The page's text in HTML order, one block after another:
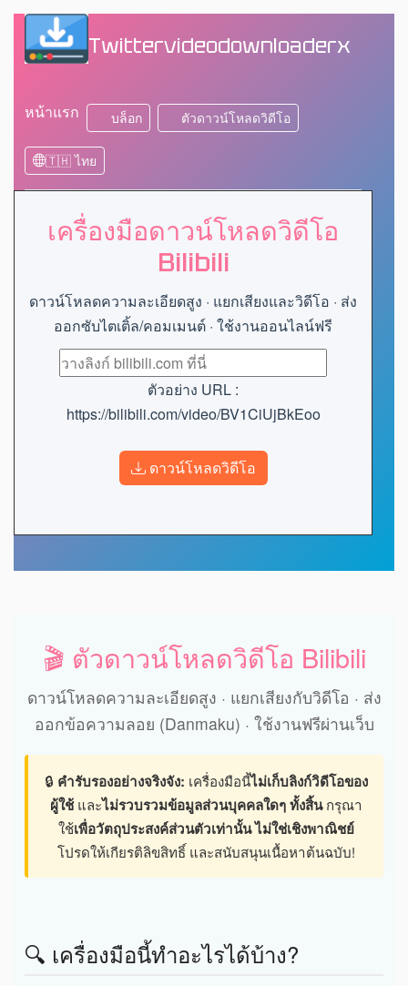
Twittervideodownloaderx
หน้าแรก บล็อก ตัวดาวน์โหลดวิดีโอ
🇹🇭 ไทย
เครื่องมือดาวน์โหลดวิดีโอ
Bilibili
ดาวน์โหลดความละเอียดสูง · แยกเสียงและวิดีโอ · ส่ง
ออกซับไตเติ้ล/คอมเมนต์ · ใช้งานออนไลน์ฟรี
ตัวอย่าง URL :
https://bilibili.com/video/BV1CiUjBkEoo
ดาวน์โหลดวิดีโอ
🎬 ตัวดาวน์โหลดวิดีโอ Bilibili
ดาวน์โหลดความละเอียดสูง · แยกเสียงกับวิดีโอ · ส่ง
ออกข้อความลอย (Danmaku) · ใช้งานฟรีผ่านเว็บ
🔒 คำรับรองอย่างจริงจัง: เครื่องมือนี้ไม่เก็บลิงก์วิดีโอของ
ผู้ใช้และไม่รวบรวมข้อมูลส่วนบุคคลใดๆ ทั้งสิ้นกรุณา
ใช้เพื่อวัตถุประสงค์ส่วนตัวเท่านั้น ไม่ใช่เชิงพาณิชย์
โปรดให้เกียรติลิขสิทธิ์ และสนับสนุนเนื้อหาต้นฉบับ!
🔍 เครื่องมือนี้ทำอะไรได้บ้าง?